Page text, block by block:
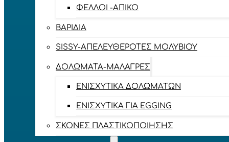
ΦΕΛΛΟΊ -ΑΠΊΚΟ
ΒΑΡΊΔΙΑ
SISSY-ΑΠΕΛΕΥΘΕΡΟΤΈΣ ΜΟΛΥΒΙΟΎ
ΔΟΛΏΜΑΤΑ-ΜΑΛΆΓΡΕΣ
ΕΝΙΣΧΥΤΙΚΆ ΔΟΛΩΜΆΤΩΝ
ΕΝΙΣΧΥΤΙΚΆ ΓΙΑ EGGING
ΣΚΌΝΕΣ ΠΛΑΣΤΙΚΟΠΟΊΗΣΗΣ